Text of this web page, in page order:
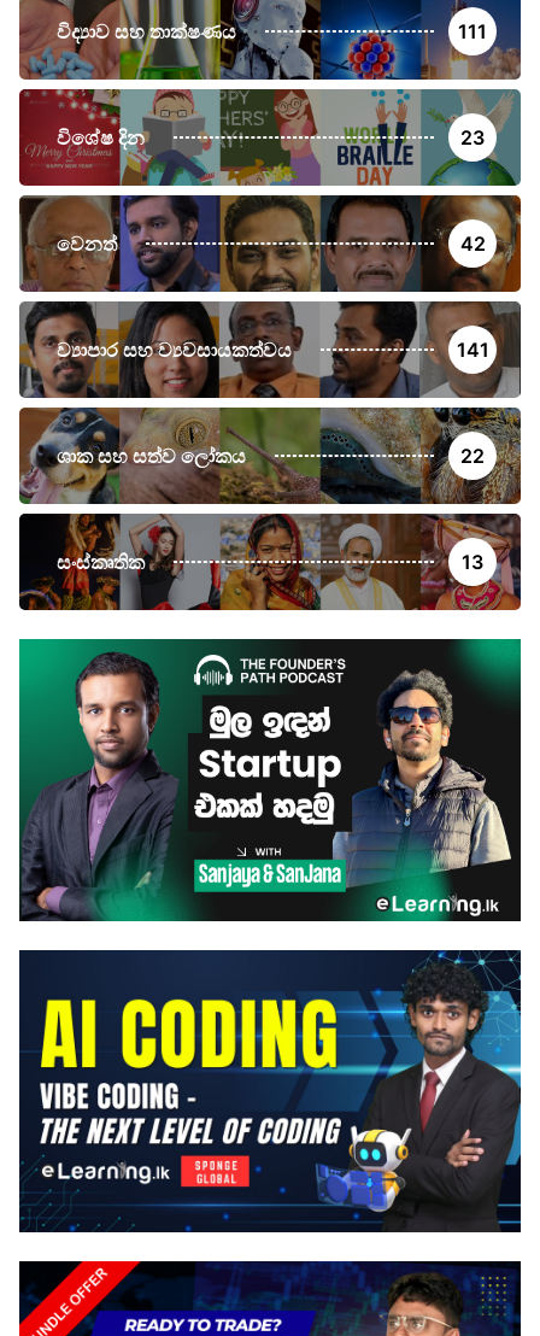
විද්‍යාව සහ තාක්ෂණය 111
විශේෂ දින 23
වෙනත් 42
ව්‍යාපාර සහ ව්‍යවසායකත්වය 141
ශාක සහ සත්ව ලෝකය 22
සංස්කෘතික 13